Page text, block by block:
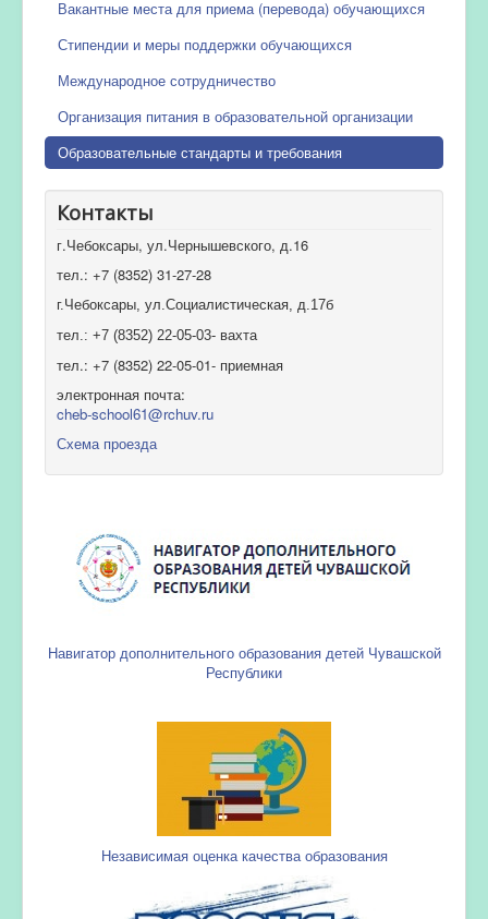
Вакантные места для приема (перевода) обучающихся
Стипендии и меры поддержки обучающихся
Международное сотрудничество
Организация питания в образовательной организации
Образовательные стандарты и требования
Контакты
г.Чебоксары, ул.Чернышевского, д.16
тел.: +7 (8352) 31-27-28
г.Чебоксары, ул.Социалистическая, д.17б
тел.: +7 (8352) 22-05-03- вахта
тел.: +7 (8352) 22-05-01- приемная
электронная почта:
cheb-school61@rchuv.ru
Схема проезда
Навигатор дополнительного образования детей Чувашской
Республики
Независимая оценка качества образования